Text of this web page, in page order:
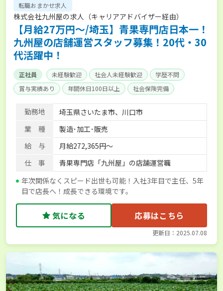
転職おまかせ求人
株式会社九州屋の求人（キャリアアドバイザー経由）
【月給27万円～/埼玉】青果専門店日本一！
九州屋の店舗運営スタッフ募集！20代・30
代活躍中！
正社員 未経験歓迎 社会人未経験歓迎
学歴不問
賞与実績あり
年間休日100日以上 社会保険完備
勤務地
埼玉県さいたま市、川口市
業 種
製造･加工･販売
給 与
月給272,365円～
仕 事
青果専門店「九州屋」の店舗運営職
年次関係なくスピード出世も可能！入社3年目で主任、5年
目で店長へ！成長できる環境です。
気になる 応募はこちら
更新日：2025.07.08